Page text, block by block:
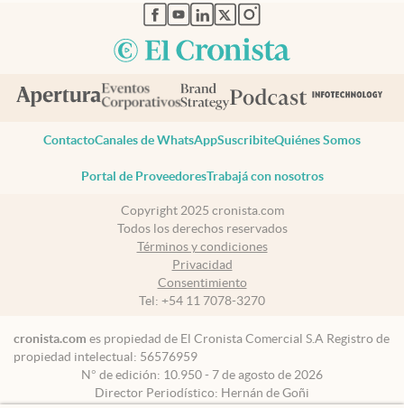
abre en nueva pestaña
abre en nueva pestaña
abre en nueva pestaña
abre en nueva pestaña
abre en nueva pestaña
ContactoCanales de WhatsAppSuscribiteQuiénes Somos
Portal de ProveedoresTrabajá con nosotros
Copyright 2025 cronista.com
Todos los derechos reservados
Términos y condiciones
Privacidad
Consentimiento
Tel: +54 11 7078-3270
cronista.com es propiedad de El Cronista Comercial S.A Registro de
propiedad intelectual: 56576959
N° de edición: 10.950 - 7 de agosto de 2026
Director Periodístico: Hernán de Goñi